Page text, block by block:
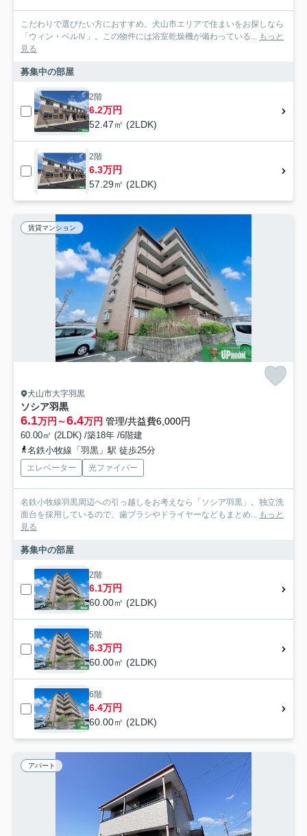
こだわりで選びたい方におすすめ。犬山市エリアで住まいをお探しなら
「ウィン・ベルⅣ」。この物件には浴室乾燥機が備わっている... もっと
見る
募集中の部屋
2階
6.2万円
52.47㎡ (2LDK)
2階
6.3万円
57.29㎡ (2LDK)
賃貸マンション
犬山市大字羽黒
ソシア羽黒
6.1万円～6.4万円 管理/共益費6,000円
60.00㎡ (2LDK) /築18年 /6階建
名鉄小牧線「羽黒」駅 徒歩25分
エレベーター 光ファイバー
名鉄小牧線羽黒周辺への引っ越しをお考えなら「ソシア羽黒」。独立洗
面台を採用しているので、歯ブラシやドライヤーなどもまとめ... もっと
見る
募集中の部屋
2階
6.1万円
60.00㎡ (2LDK)
5階
6.3万円
60.00㎡ (2LDK)
6階
6.4万円
60.00㎡ (2LDK)
アパート